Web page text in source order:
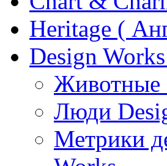
Heritage (
Design
Животные
Люди
Метрики